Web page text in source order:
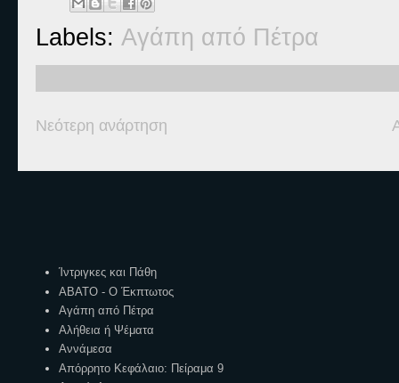
Labels: Αγάπη από Πέτρα
Νεότερη ανάρτηση
Ίντριγκες και Πάθη
ΑΒΑΤΟ - Ο Έκπτωτος
Αγάπη από Πέτρα
Αλήθεια ή Ψέματα
Αννάμεσα
Απόρρητο Κεφάλαιο: Πείραμα 9